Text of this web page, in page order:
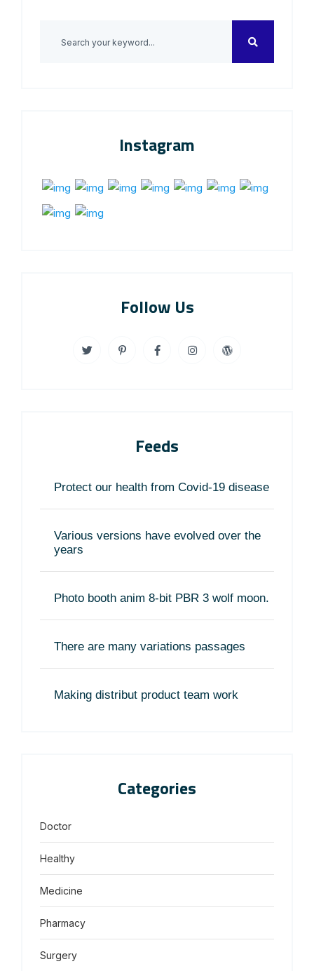
Instagram
Follow Us
Feeds
Protect our health from Covid-19 disease
Various versions have evolved over the
years
Photo booth anim 8-bit PBR 3 wolf moon.
There are many variations passages
Making distribut product team work
Categories
Doctor
Healthy
Medicine
Pharmacy
Surgery